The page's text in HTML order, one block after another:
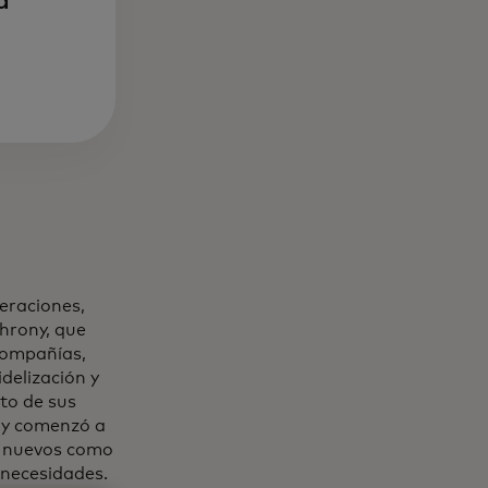
que
y
de sus
comenzó a
como